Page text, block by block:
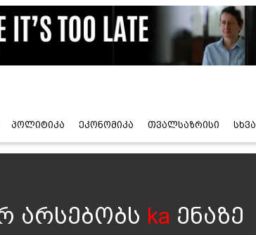
პოლიტიკა ეკონომიკა თვალსაზრისი სხვა
არსებობს ka ენაზე